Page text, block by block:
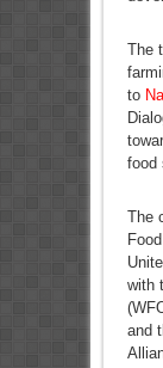
The
to
food
The
with
and